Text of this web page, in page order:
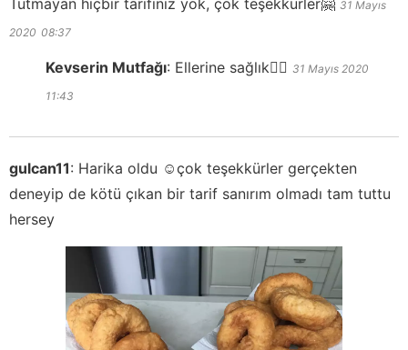
Tutmayan hiçbir tarifiniz yok, çok teşekkürler🤗 31 Mayıs
2020 08:37
Kevserin Mutfağı: Ellerine sağlık👍🏻 31 Mayıs 2020
11:43
gulcan11: Harika oldu ☺️çok teşekkürler gerçekten
deneyip de kötü çıkan bir tarif sanırım olmadı tam tuttu
hersey